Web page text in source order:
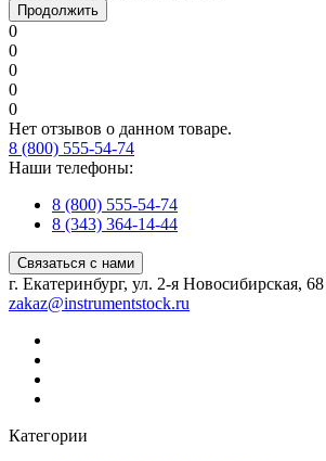
Продолжить
0
0
0
0
0
Нет отзывов о данном товаре.
8 (800) 555-54-74
Наши телефоны:
8 (800) 555-54-74
8 (343) 364-14-44
Связаться с нами
г. Екатеринбург, ул. 2-я Новосибирская, 68
zakaz@instrumentstock.ru
Категории